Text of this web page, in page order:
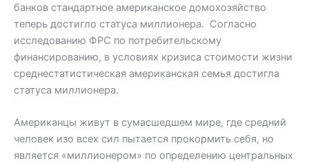
банков стандартное американское домохозяйство
теперь достигло статуса миллионера. Согласно
исследованию ФРС по потребительскому
финансированию, в условиях кризиса стоимости жизни
среднестатистическая американская семья достигла
статуса миллионера.
Американцы живут в сумасшедшем мире, где средний
человек изо всех сил пытается прокормить себя, но
является «миллионером» по определению центральных